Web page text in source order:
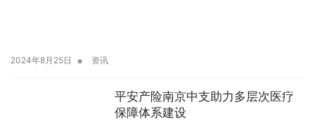
2024年8月25日 • 资讯
平安产险南京中支助力多层次医疗
保障体系建设